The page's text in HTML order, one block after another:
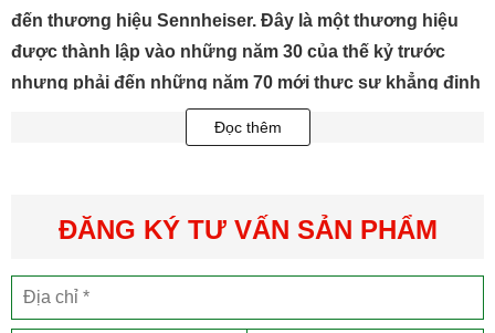
đến thương hiệu Sennheiser. Đây là một thương hiệu
được thành lập vào những năm 30 của thế kỷ trước
nhưng phải đến những năm 70 mới thực sự khẳng định
được chất lượng và vị thế thương hiệu của mình.
Đọc thêm
ĐĂNG KÝ TƯ VẤN SẢN PHẨM